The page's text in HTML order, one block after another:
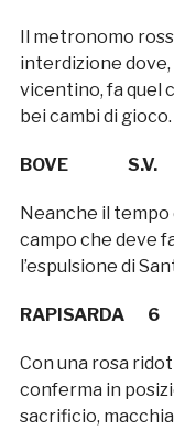
Il metronomo
interdizione dove,
vicentino, fa quel
bei cambi di gioco.
BOVE S.V.
Neanche il tempo
campo che deve
l’espulsione di
RAPISARDA 6
Con una rosa
conferma in
sacrificio,